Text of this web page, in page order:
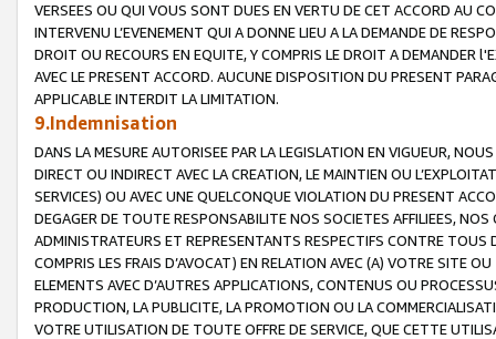
VERSEES OU QUI VOUS SONT DUES EN VERTU DE CET ACCORD AU
INTERVENU L’EVENEMENT QUI A DONNE LIEU A LA DEMANDE DE
DROIT OU RECOURS EN EQUITE, Y COMPRIS LE DROIT A DEMANDER
AVEC LE PRESENT ACCORD. AUCUNE DISPOSITION DU PRESENT
APPLICABLE INTERDIT LA LIMITATION.
9.Indemnisation
DANS LA MESURE AUTORISEE PAR LA LEGISLATION EN VIGUEUR,
DIRECT OU INDIRECT AVEC LA CREATION, LE MAINTIEN OU
SERVICES) OU AVEC UNE QUELCONQUE VIOLATION DU PRESENT
DEGAGER DE TOUTE RESPONSABILITE NOS SOCIETES AFFILIEES,
ADMINISTRATEURS ET REPRESENTANTS RESPECTIFS CONTRE
COMPRIS LES FRAIS D’AVOCAT) EN RELATION AVEC (A) VOTRE SITE
ELEMENTS AVEC D’AUTRES APPLICATIONS, CONTENUS OU
PRODUCTION, LA PUBLICITE, LA PROMOTION OU LA
VOTRE UTILISATION DE TOUTE OFFRE DE SERVICE, QUE CETTE